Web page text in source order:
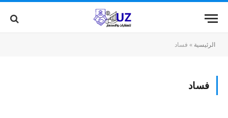
الرئيسية » فساد
فساد